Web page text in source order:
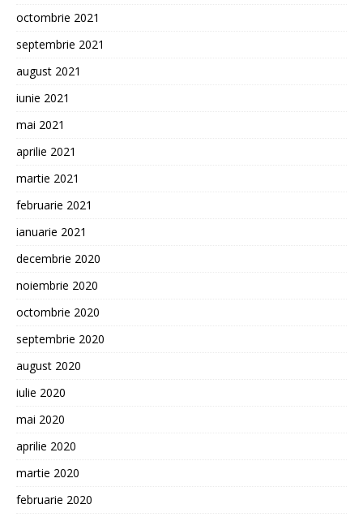
octombrie 2021
septembrie 2021
august 2021
iunie 2021
mai 2021
aprilie 2021
martie 2021
februarie 2021
ianuarie 2021
decembrie 2020
noiembrie 2020
octombrie 2020
septembrie 2020
august 2020
iulie 2020
mai 2020
aprilie 2020
martie 2020
februarie 2020